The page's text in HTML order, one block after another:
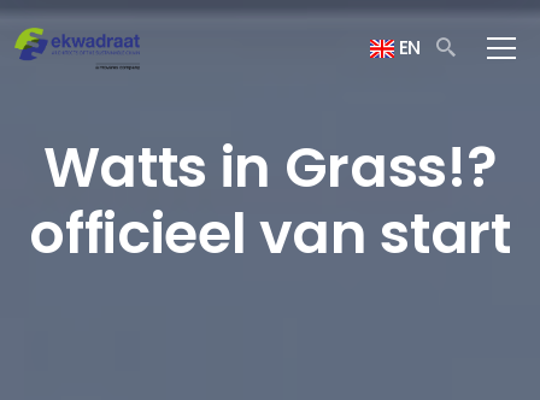
EN
Watts in Grass!?
officieel van start